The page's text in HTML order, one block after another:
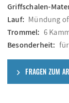
Griffschalen-
Lauf: Mündung
Trommel: 6
Besonderheit:
FRAGEN ZUM